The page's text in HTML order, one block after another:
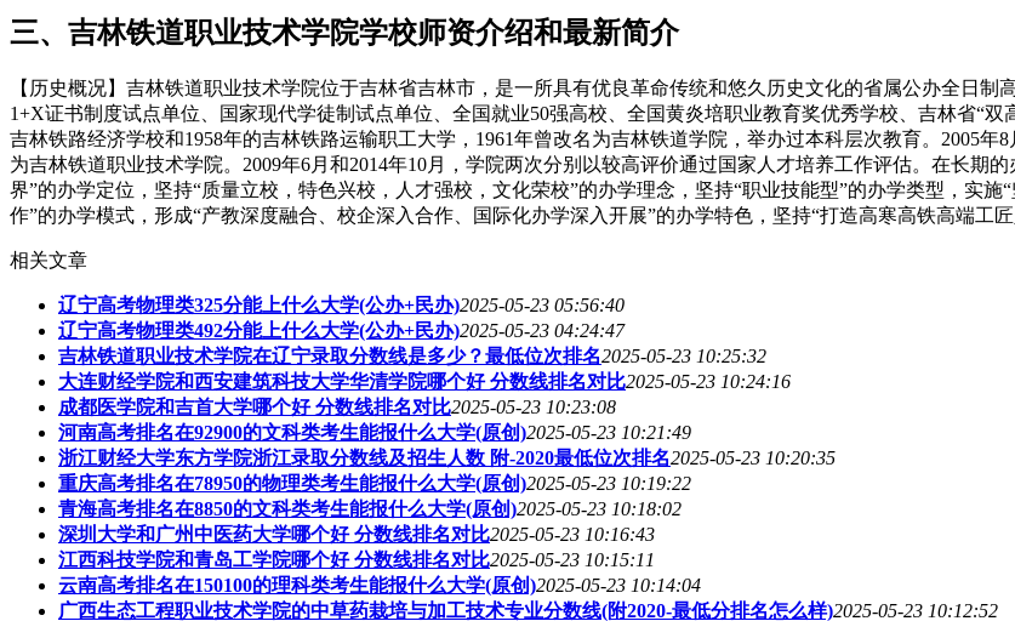
三、吉林铁道职业技术学院学校师资介绍和最新简介
【历史概况】吉林铁道职业技术学院位于吉林省吉林市，是一所具有优良革命传统和悠久历史文化的省属公办全日
1+X证书制度试点单位、国家现代学徒制试点单位、全国就业50强高校、全国黄炎培职业教育奖优秀学校、吉林省“
吉林铁路经济学校和1958年的吉林铁路运输职工大学，1961年曾改名为吉林铁道学院，举办过本科层次教育。2005
为吉林铁道职业技术学院。2009年6月和2014年10月，学院两次分别以较高评价通过国家人才培养工作评估。在长期
界”的办学定位，坚持“质量立校，特色兴校，人才强校，文化荣校”的办学理念，坚持“职业技能型”的办学类型，实
作”的办学模式，形成“产教深度融合、校企深入合作、国际化办学深入开展”的办学特色，坚持“打造高寒高铁高端工匠
相关文章
辽宁高考物理类325分能上什么大学(公办+民办)2025-05-23 05:56:40
辽宁高考物理类492分能上什么大学(公办+民办)2025-05-23 04:24:47
吉林铁道职业技术学院在辽宁录取分数线是多少？最低位次排名2025-05-23 10:25:32
大连财经学院和西安建筑科技大学华清学院哪个好 分数线排名对比2025-05-23 10:24:16
成都医学院和吉首大学哪个好 分数线排名对比2025-05-23 10:23:08
河南高考排名在92900的文科类考生能报什么大学(原创)2025-05-23 10:21:49
浙江财经大学东方学院浙江录取分数线及招生人数 附-2020最低位次排名2025-05-23 10:20:35
重庆高考排名在78950的物理类考生能报什么大学(原创)2025-05-23 10:19:22
青海高考排名在8850的文科类考生能报什么大学(原创)2025-05-23 10:18:02
深圳大学和广州中医药大学哪个好 分数线排名对比2025-05-23 10:16:43
江西科技学院和青岛工学院哪个好 分数线排名对比2025-05-23 10:15:11
云南高考排名在150100的理科类考生能报什么大学(原创)2025-05-23 10:14:04
广西生态工程职业技术学院的中草药栽培与加工技术专业分数线(附2020-最低分排名怎么样)2025-05-23 10:12:52